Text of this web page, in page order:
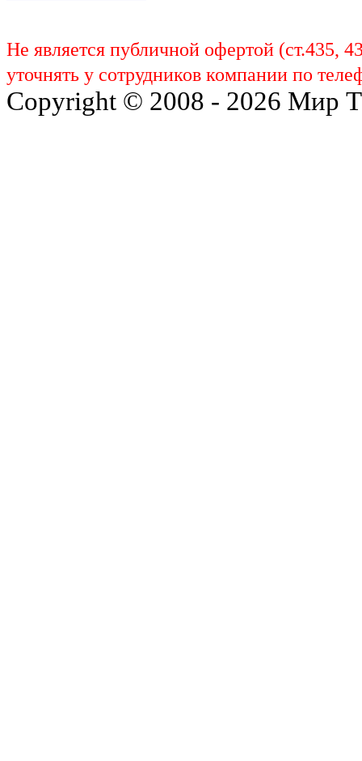
Не является публичной офертой (ст.435,
уточнять у сотрудников компании по
Copyright © 2008 - 2026 Мир